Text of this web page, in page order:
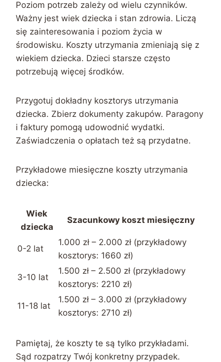
Poziom potrzeb zależy od wielu czynników.
Ważny jest wiek dziecka i stan zdrowia. Liczą
się zainteresowania i poziom życia w
środowisku. Koszty utrzymania zmieniają się z
wiekiem dziecka. Dzieci starsze często
potrzebują więcej środków.
Przygotuj dokładny kosztorys utrzymania
dziecka. Zbierz dokumenty zakupów. Paragony
i faktury pomogą udowodnić wydatki.
Zaświadczenia o opłatach też są przydatne.
Przykładowe miesięczne koszty utrzymania
dziecka:
Wiek
dziecka
Szacunkowy koszt miesięczny
0-2 lat
1.000 zł – 2.000 zł (przykładowy
kosztorys: 1660 zł)
3-10 lat
1.500 zł – 2.500 zł (przykładowy
kosztorys: 2210 zł)
11-18 lat
1.500 zł – 3.000 zł (przykładowy
kosztorys: 2710 zł)
Pamiętaj, że koszty te są tylko przykładami.
Sąd rozpatrzy Twój konkretny przypadek.